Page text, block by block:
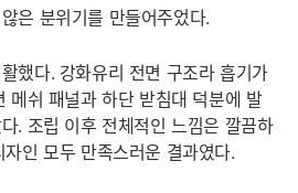
은 분위기를 만들어주었다.
했다. 강화유리 전면 구조라 흡기가
메쉬 패널과 하단 받침대 덕분에 발
. 조립 이후 전체적인 느낌은 깔끔하
인 모두 만족스러운 결과였다.